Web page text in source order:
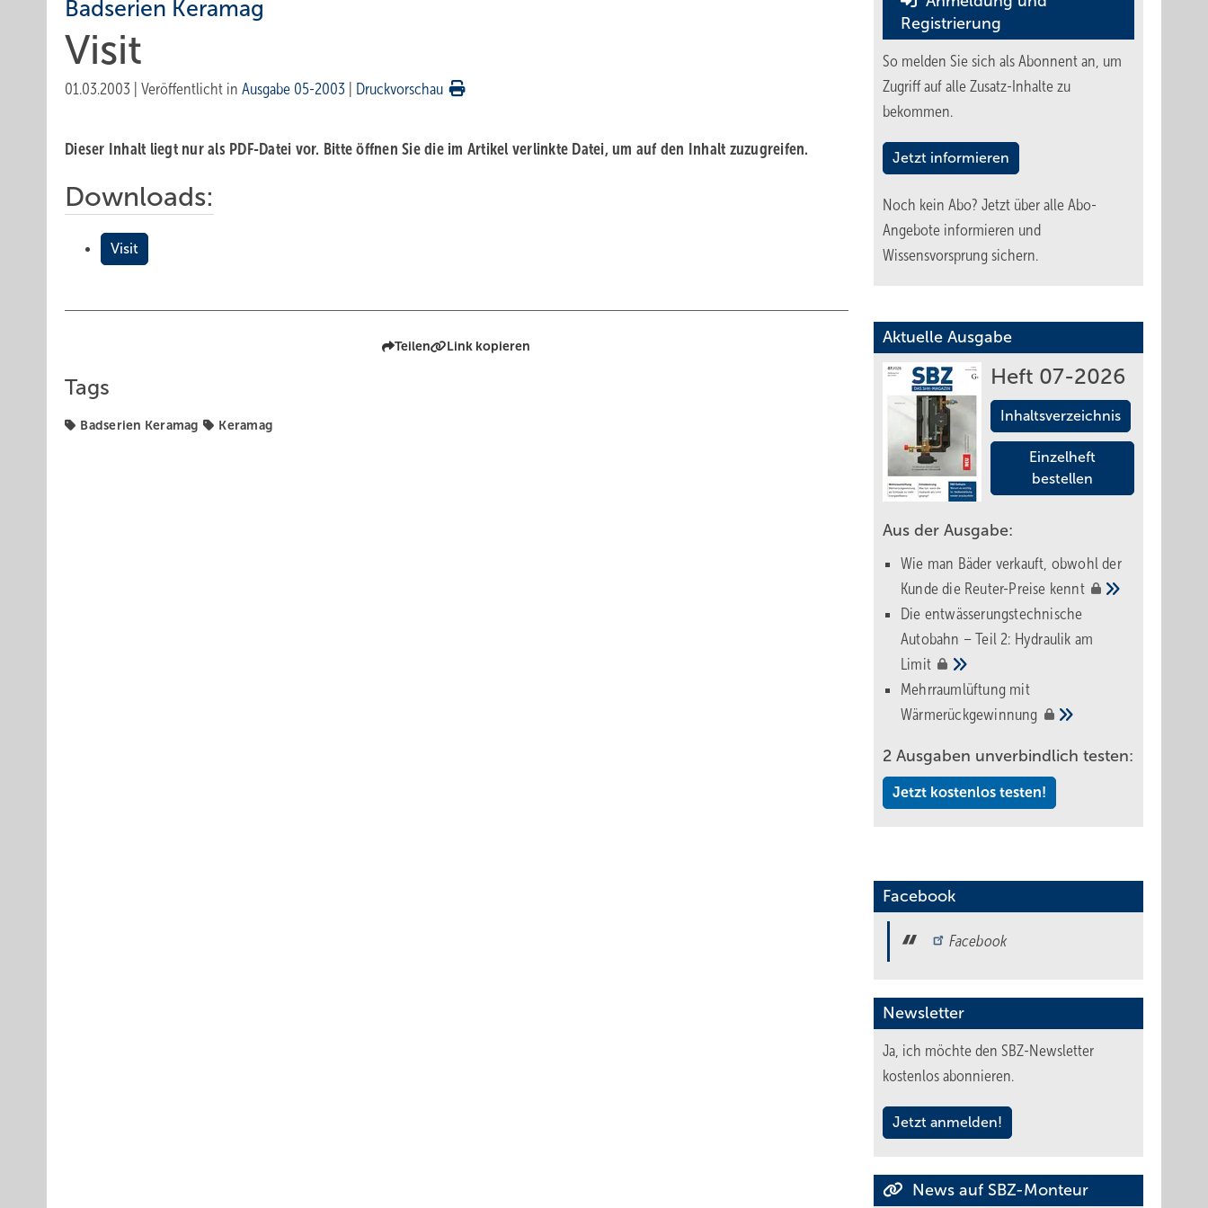
Badserien Keramag
Visit
01.03.2003 Veröffentlicht in Ausgabe 05-2003 Druckvorschau
Dieser Inhalt liegt nur als PDF-Datei vor. Bitte öffnen Sie die im Artikel verlinkte Datei, um auf den Inhalt zuzugreifen.
Downloads:
Visit
Teilen Link kopieren
Tags
Badserien Keramag Keramag
Registrierung
So melden Sie sich als Abonnent an, um
Zugriff auf alle Zusatz-Inhalte zu
bekommen.
Jetzt informieren
Noch kein Abo? Jetzt über alle Abo-
Angebote informieren und
Wissensvorsprung sichern.
Aktuelle Ausgabe
Heft 07-2026
Inhaltsverzeichnis
Einzelheft
bestellen
Aus der Ausgabe:
Wie man Bäder verkauft, obwohl der
Kunde die Reuter-Preise kennt
Die entwässerungstechnische
Autobahn – Teil 2: Hydraulik am
Limit
Mehrraumlüftung mit
Wärmerückgewinnung
2 Ausgaben unverbindlich testen:
Jetzt kostenlos testen!
Facebook
Facebook
Newsletter
Ja, ich möchte den SBZ-Newsletter
kostenlos abonnieren.
Jetzt anmelden!
News auf SBZ-Monteur